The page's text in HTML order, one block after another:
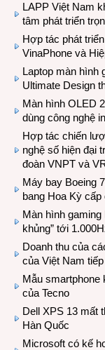
LAPP Việt Nam
tâm phát triển
Hợp tác phát
VinaPhone và
Laptop màn hình
Ultimate Design
Màn hình OLED
dùng công nghệ
Hợp tác chiến
nghệ số hiện đại
đoàn VNPT và
Máy bay Boeing
bang Hoa Kỳ
Màn hình gaming
khủng” tới
Doanh thu của
của Việt Nam
Mẫu smartphone
của Tecno
Dell XPS 13 mất
Hàn Quốc
Microsoft có kế